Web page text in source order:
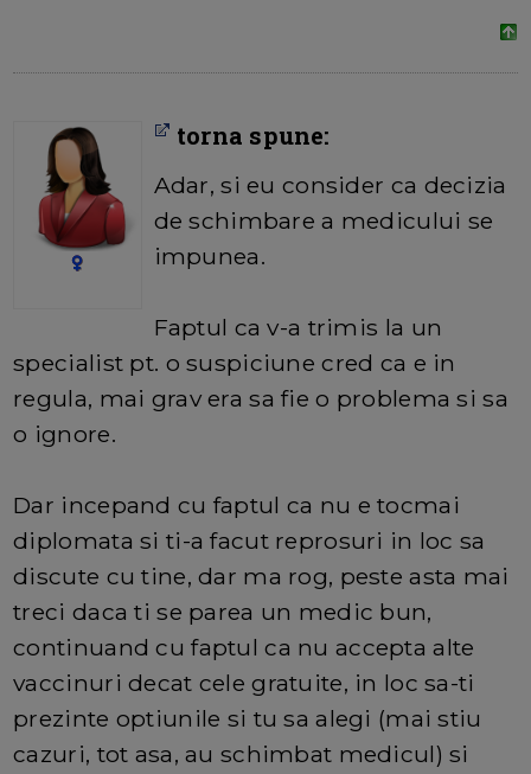
torna spune:
Adar, si eu consider ca decizia
de schimbare a medicului se
impunea.
Faptul ca v-a trimis la un
specialist pt. o suspiciune cred ca e in
regula, mai grav era sa fie o problema si sa
o ignore.
Dar incepand cu faptul ca nu e tocmai
diplomata si ti-a facut reprosuri in loc sa
discute cu tine, dar ma rog, peste asta mai
treci daca ti se parea un medic bun,
continuand cu faptul ca nu accepta alte
vaccinuri decat cele gratuite, in loc sa-ti
prezinte optiunile si tu sa alegi (mai stiu
cazuri, tot asa, au schimbat medicul) si